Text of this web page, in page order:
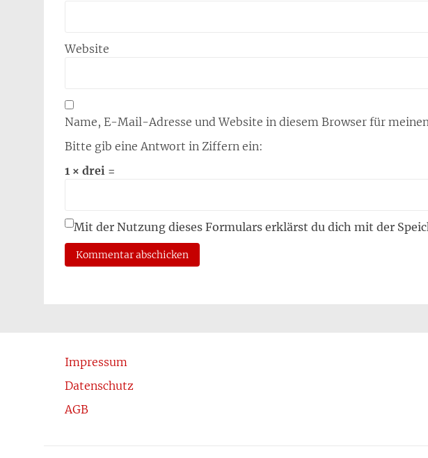
Website
Name, E-Mail-Adresse und Website in diesem Browser für
Bitte gib eine Antwort in Ziffern ein:
1 × drei =
Mit der Nutzung dieses Formulars erklärst du dich mit der
Impressum
Datenschutz
AGB